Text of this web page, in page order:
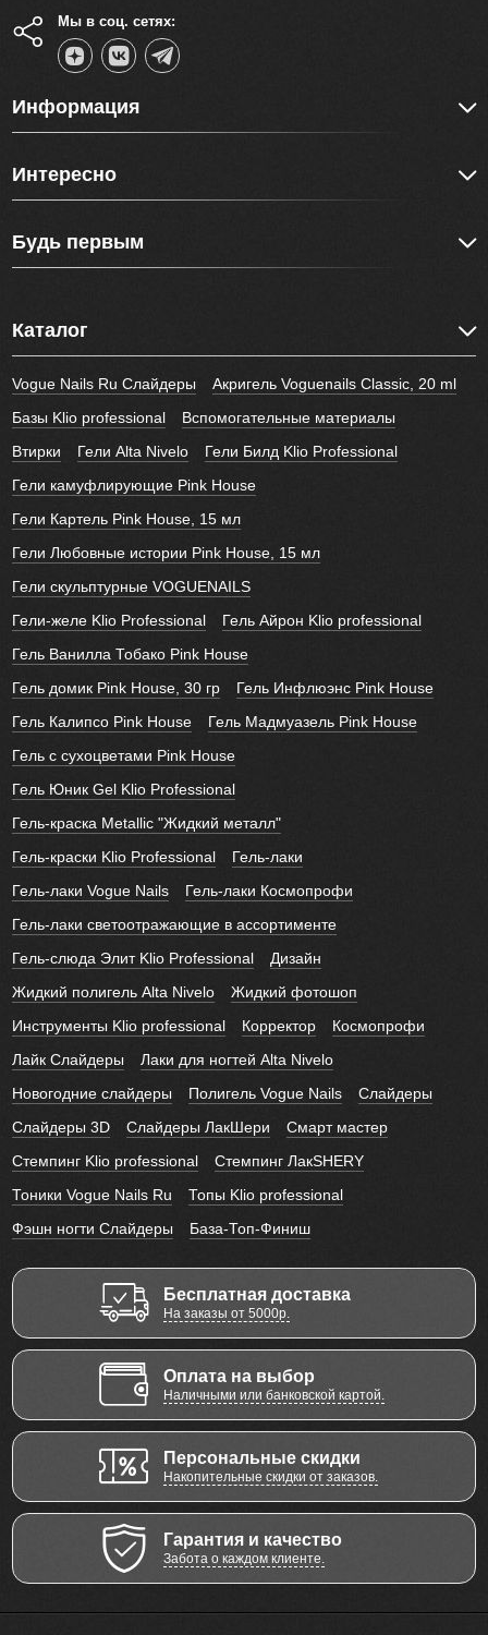
Мы в соц. сетях:
Информация
Интересно
Будь первым
Каталог
Vogue Nails Ru Слайдеры
Акригель Voguenails Classic, 20 ml
Базы Klio professional
Вспомогательные материалы
Втирки
Гели Alta Nivelo
Гели Билд Klio Professional
Гели камуфлирующие Pink House
Гели Картель Pink House, 15 мл
Гели Любовные истории Pink House, 15 мл
Гели скульптурные VOGUENAILS
Гели-желе Klio Professional
Гель Айрон Klio professional
Гель Ванилла Тобако Pink House
Гель домик Pink House, 30 гр
Гель Инфлюэнс Pink House
Гель Калипсо Pink House
Гель Мадмуазель Pink House
Гель с сухоцветами Pink House
Гель Юник Gel Klio Professional
Гель-краска Metallic "Жидкий металл"
Гель-краски Klio Professional
Гель-лаки
Гель-лаки Vogue Nails
Гель-лаки Космопрофи
Гель-лаки светоотражающие в ассортименте
Гель-слюда Элит Klio Professional
Дизайн
Жидкий полигель Alta Nivelo
Жидкий фотошоп
Инструменты Klio professional
Корректор
Космопрофи
Лайк Слайдеры
Лаки для ногтей Alta Nivelo
Новогодние слайдеры
Полигель Vogue Nails
Слайдеры
Слайдеры 3D
Слайдеры ЛакШери
Смарт мастер
Стемпинг Klio professional
Стемпинг ЛакSHERY
Тоники Vogue Nails Ru
Топы Klio professional
Фэшн ногти Слайдеры
База-Топ-Финиш
Бесплатная доставка
На заказы от 5000р.
Оплата на выбор
Наличными или банковской картой.
Персональные скидки
Накопительные скидки от заказов.
Гарантия и качество
Забота о каждом клиенте.